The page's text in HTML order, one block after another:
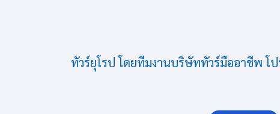
ทัวร์ยุโรป โดยทีมงานบริษัททัวร์มืออาชีพ โ